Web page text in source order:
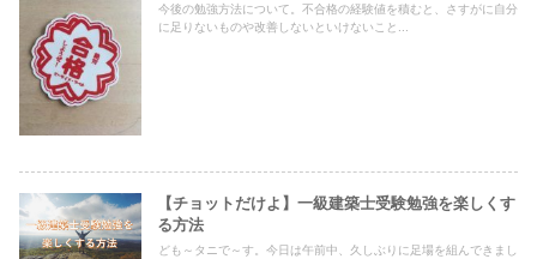
今後の勉強方法について。不合格の経験値を積むと、さすがに自分
に足りないものや改善しないといけないこと...
【チョットだけよ】一級建築士受験勉強を楽しくす
る方法
ども～タニで～す。今日は午前中、久しぶりに足場を組んできまし